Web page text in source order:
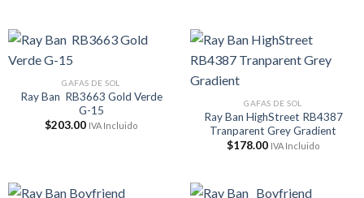
GAFAS DE SOL
Ray Ban RB3663 Gold Verde
G-15
$203.00 IVA Incluido
GAFAS DE SOL
Ray Ban HighStreet RB4387
Tranparent Grey Gradient
$178.00 IVA Incluido